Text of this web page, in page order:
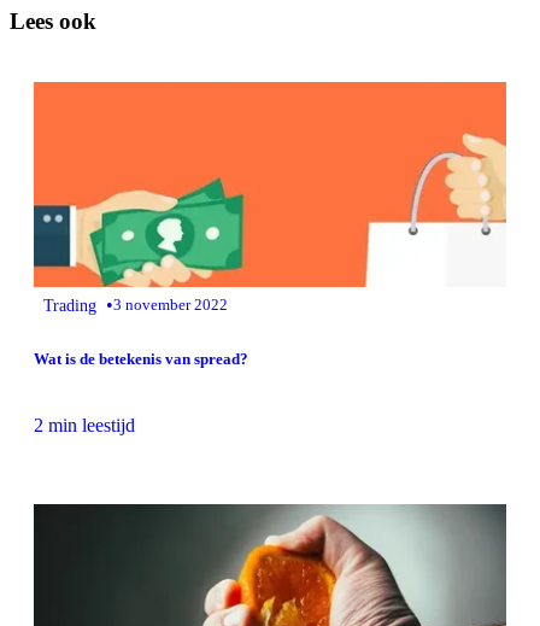
Lees ook
Trading •3 november 2022
Wat is de betekenis van spread?
2 min leestijd